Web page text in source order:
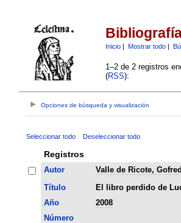
Inicio| Mostrar todo|
1–2 de 2 registros
(RSS):
Opciones de búsqueda y visualización
Seleccionar todo Deseleccionar todo
Registros
Autor
Valle de Ricote,
Título
El libro perdido de
Año
2008
Número